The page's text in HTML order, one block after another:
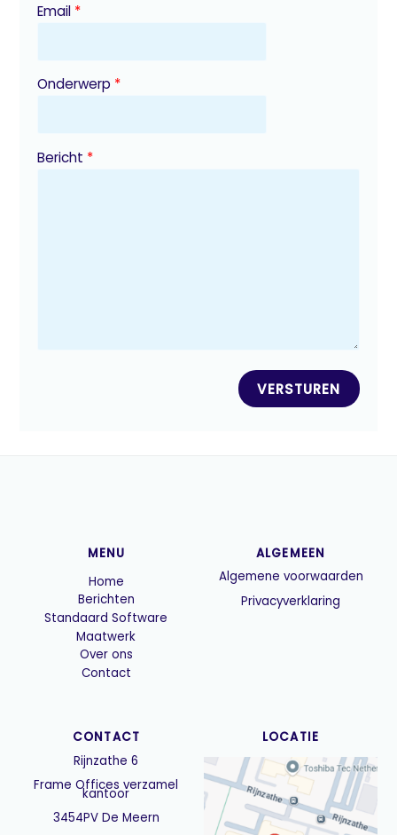
Email *
Onderwerp *
Bericht *
VERSTUREN
MENU
Home
Berichten
Standaard Software
Maatwerk
Over ons
Contact
ALGEMEEN
Algemene voorwaarden
Privacyverklaring
CONTACT
Rijnzathe 6
Frame Offices verzamel
kantoor
3454PV De Meern
LOCATIE